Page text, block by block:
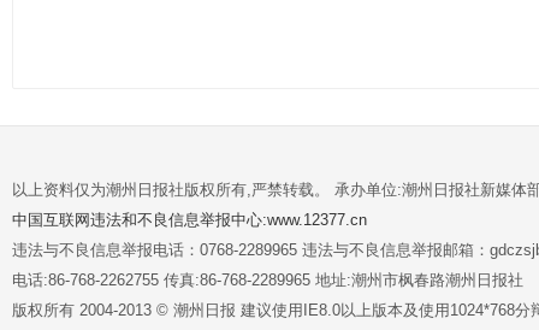
以上资料仅为潮州日报社版权所有,严禁转载。 承办单位:潮州日报社新媒体
中国互联网违法和不良信息举报中心:www.12377.cn
违法与不良信息举报电话：0768-2289965 违法与不良信息举报邮箱：
电话:86-768-2262755 传真:86-768-2289965 地址:潮州市枫春路潮州日报社
版权所有 2004-2013 © 潮州日报 建议使用IE8.0以上版本及使用1024*768分